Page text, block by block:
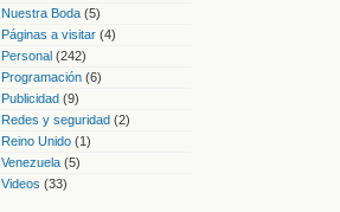
Nuestra Boda (5)
Páginas a visitar (4)
Personal (242)
Programación (6)
Publicidad (9)
Redes y seguridad (2)
Reino Unido (1)
Venezuela (5)
Videos (33)